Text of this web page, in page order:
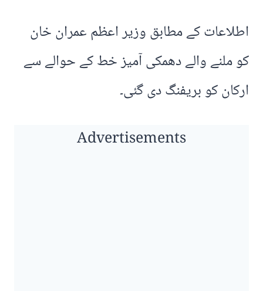
اطلاعات کے مطابق وزیر اعظم عمران خان
کو ملنے والے دھمکی آمیز خط کے حوالے سے
ارکان کو بریفنگ دی گئی۔
Advertisements